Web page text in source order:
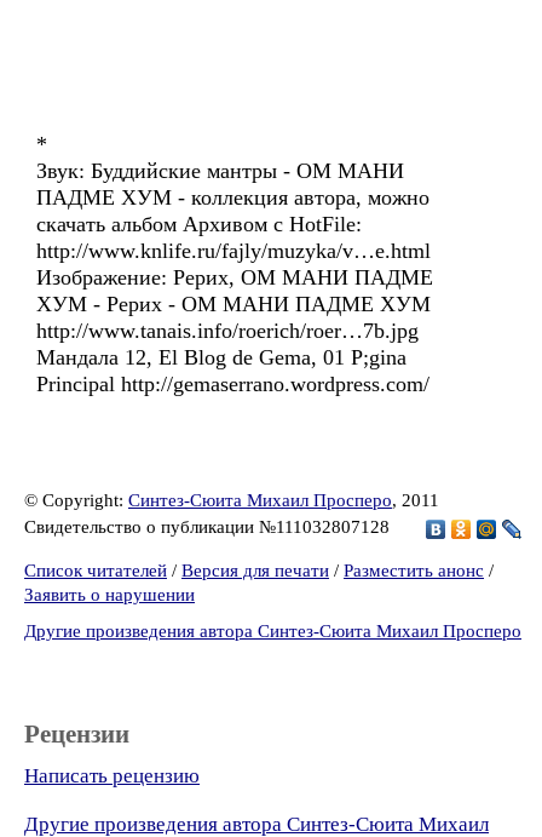
*
Звук: Буддийские мантры - ОМ МАНИ
ПАДМЕ ХУМ - коллекция автора, можно
скачать альбом Архивом с HotFile:
http://www.knlife.ru/fajly/muzyka/v…e.html
Изображение: Рерих, ОМ МАНИ ПАДМЕ
ХУМ - Рерих - ОМ МАНИ ПАДМЕ ХУМ
http://www.tanais.info/roerich/roer…7b.jpg
Мандала 12, El Blog de Gema, 01 P;gina
Principal http://gemaserrano.wordpress.com/
© Copyright: Синтез-Сюита Михаил Просперо, 2011
Свидетельство о публикации №111032807128
Список читателей / Версия для печати / Разместить анонс /
Заявить о нарушении
Другие произведения автора Синтез-Сюита Михаил Просперо
Рецензии
Написать рецензию
Другие произведения автора Синтез-Сюита Михаил